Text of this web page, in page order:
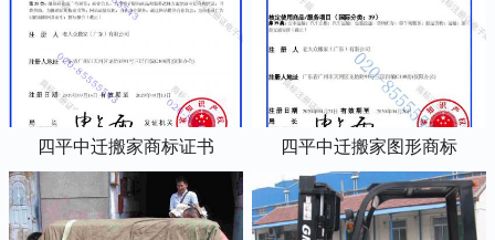
四平中迁搬家商标证书 四平中迁搬家图形商标